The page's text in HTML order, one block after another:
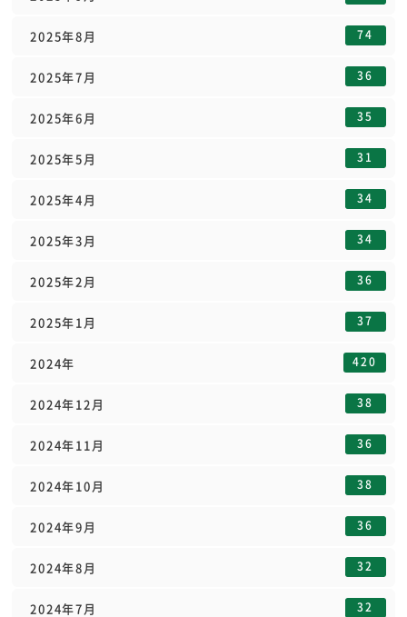
2025年8月 74
2025年7月 36
2025年6月 35
2025年5月 31
2025年4月 34
2025年3月 34
2025年2月 36
2025年1月 37
2024年 420
2024年12月 38
2024年11月 36
2024年10月 38
2024年9月 36
2024年8月 32
2024年7月 32